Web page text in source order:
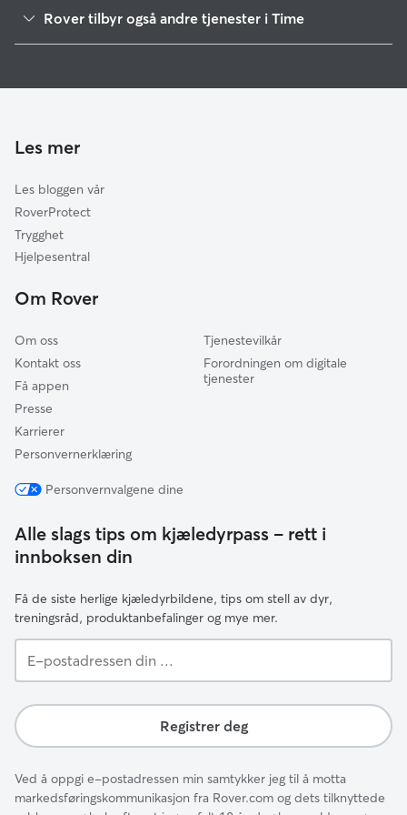
Hå
Eigersund
Strand
Kvitsøy
Karmøy
Rover tilbyr også andre tjenester i Time
Les mer
Les bloggen vår
RoverProtect
Trygghet
Hjelpesentral
Om Rover
Om oss
Kontakt oss
Få appen
Presse
Karrierer
Personvernerklæring
Tjenestevilkår
Forordningen om digitale
tjenester
Personvernvalgene dine
Alle slags tips om kjæledyrpass – rett i
innboksen din
Få de siste herlige kjæledyrbildene, tips om stell av dyr,
treningsråd, produktanbefalinger og mye mer.
postadressen
...
Registrer deg
Ved å oppgi e-postadressen min samtykker jeg til å motta
markedsføringskommunikasjon fra Rover.com og dets tilknyttede